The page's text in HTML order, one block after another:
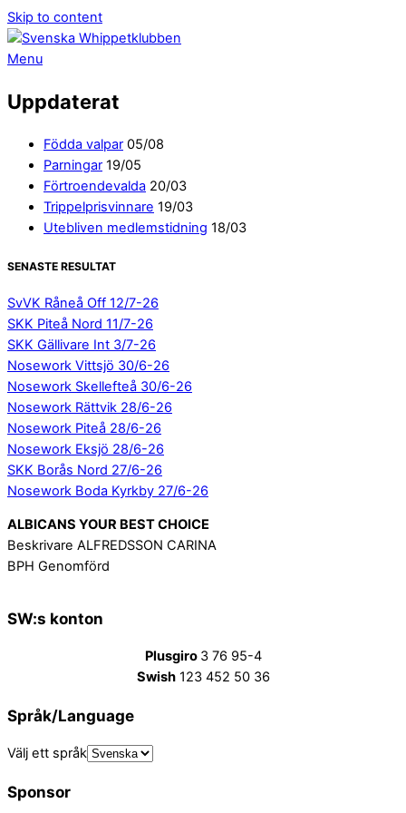
Skip to content
Menu
Uppdaterat
Födda valpar 05/08
Parningar 19/05
Förtroendevalda 20/03
Trippelprisvinnare 19/03
Utebliven medlemstidning 18/03
SENASTE RESULTAT
SvVK Råneå Off 12/7-26
SKK Piteå Nord 11/7-26
SKK Gällivare Int 3/7-26
Nosework Vittsjö 30/6-26
Nosework Skellefteå 30/6-26
Nosework Rättvik 28/6-26
Nosework Piteå 28/6-26
Nosework Eksjö 28/6-26
SKK Borås Nord 27/6-26
Nosework Boda Kyrkby 27/6-26
ALBICANS YOUR BEST CHOICE
Beskrivare ALFREDSSON CARINA
BPH Genomförd
SW:s konton
Plusgiro 3 76 95-4
Swish123 452 50 36
Språk/Language
Välj ett språk
Sponsor